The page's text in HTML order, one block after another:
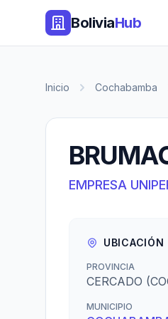
BoliviaHub
Inicio Cochabamba
EMPRESA
UBICACIÓN
PROVINCIA
CERCADO
MUNICIPIO